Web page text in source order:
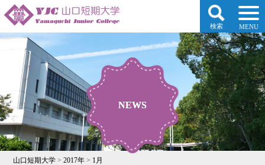
検索 MENU
NEWS
NEWS
山口短期大学 >2017年 > 1月